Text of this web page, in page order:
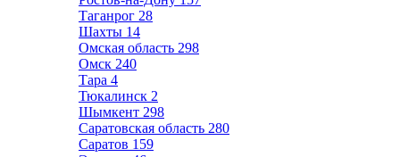
Таганрог 28
Шахты 14
Омская область 298
Омск 240
Тара 4
Тюкалинск 2
Шымкент 298
Саратовская область 280
Саратов 159